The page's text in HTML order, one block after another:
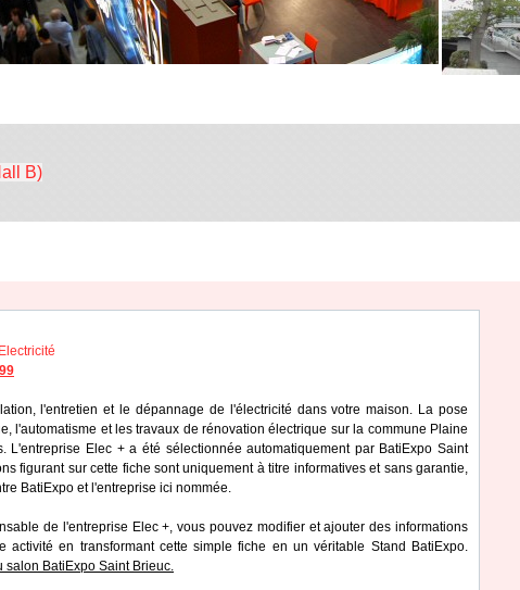
B)
l'entretien et le dépannage de l'électricité dans votre maison. La pose
l'automatisme et les travaux de rénovation électrique sur la commune Plaine
L'entreprise Elec + a été sélectionnée automatiquement par BatiExpo Saint
figurant sur cette fiche sont uniquement à titre informatives et sans garantie,
BatiExpo et l'entreprise ici nommée.
de l'entreprise Elec +, vous pouvez modifier et ajouter des informations
activité en transformant cette simple fiche en un véritable Stand BatiExpo.
salon BatiExpo Saint Brieuc.